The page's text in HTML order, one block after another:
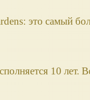
это самый
10 лет.